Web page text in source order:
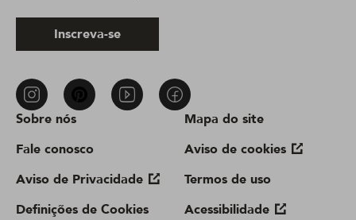
Sobre nós
Fale conosco
Aviso de Privacidade
Definições de Cookies
Mapa do site
Aviso de cookies
Termos de uso
Acessibilidade
Inscreva-se